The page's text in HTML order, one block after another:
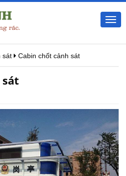
sát Cabin chốt cảnh sát
sát